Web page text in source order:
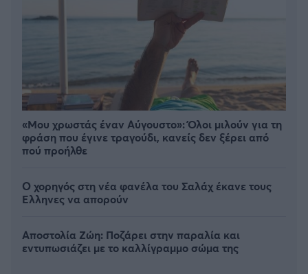
«Μου χρωστάς έναν Αύγουστο»: Όλοι μιλούν για τη
φράση που έγινε τραγούδι, κανείς δεν ξέρει από
πού προήλθε
Ο χορηγός στη νέα φανέλα του Σαλάχ έκανε τους
Έλληνες να απορούν
Αποστολία Ζώη: Ποζάρει στην παραλία και
εντυπωσιάζει με το καλλίγραμμο σώμα της